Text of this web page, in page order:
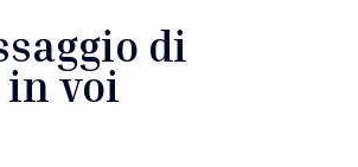
di
in voi